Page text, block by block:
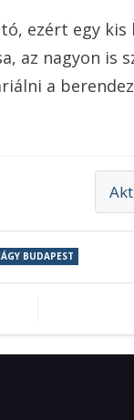
ezért egy
az nagyon is
a
BUDAPEST